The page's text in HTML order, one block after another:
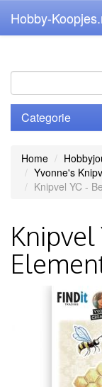
Hobby-
Categorie
Home
Yvonne's
Knipvel YC -
Knipvel